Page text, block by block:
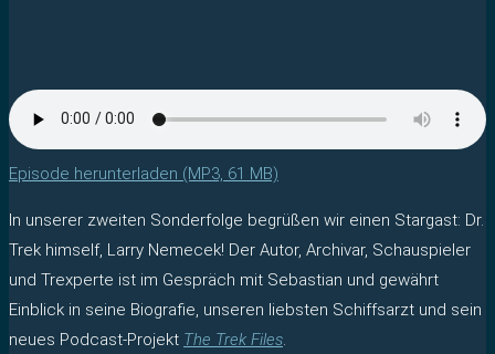
Episode herunterladen (MP3, 61 MB)
In unserer zweiten Sonderfolge begrüßen wir einen Stargast: Dr.
Trek himself, Larry Nemecek! Der Autor, Archivar, Schauspieler
und Trexperte ist im Gespräch mit Sebastian und gewährt
Einblick in seine Biografie, unseren liebsten Schiffsarzt und sein
neues Podcast-Projekt The Trek Files.